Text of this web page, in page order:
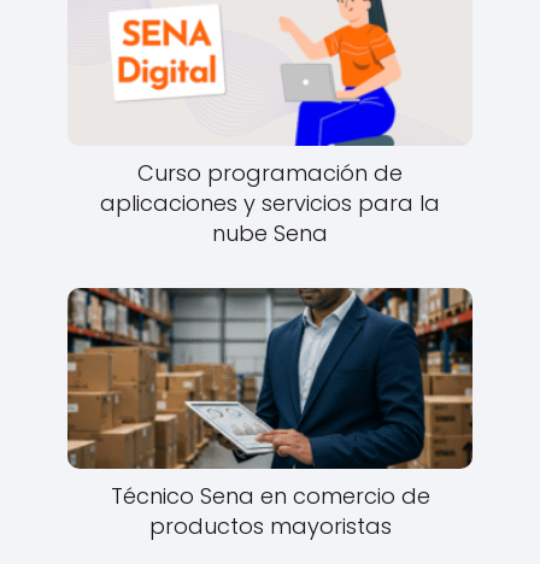
Curso programación de
aplicaciones y servicios para la
nube Sena
Técnico Sena en comercio de
productos mayoristas